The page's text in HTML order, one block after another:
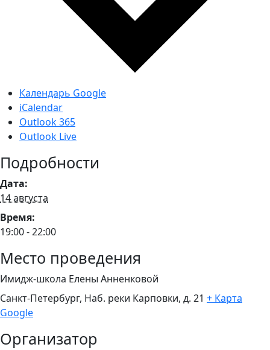
Календарь Google
iCalendar
Outlook 365
Outlook Live
Подробности
Дата:
14 августа
Время:
19:00 - 22:00
Место проведения
Имидж-школа Елены Анненковой
Санкт-Петербург, Наб. реки Карповки, д. 21 + Карта
Google
Организатор